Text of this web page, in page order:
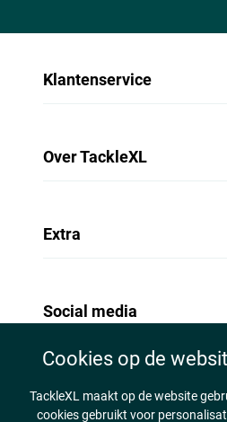
Klantenservice
Over TackleXL
Extra
Social media
Cookies op de
TackleXL maakt op de website
cookies gebruikt voor